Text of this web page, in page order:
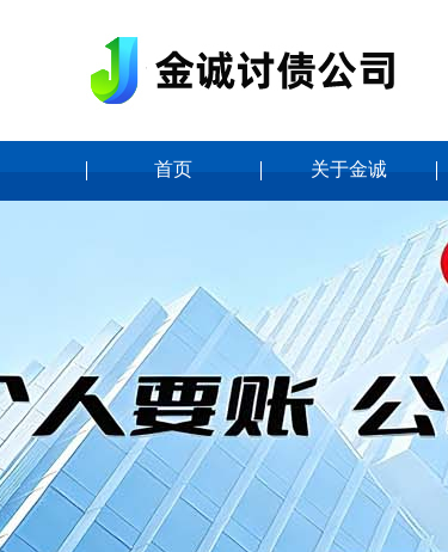
首页 关于金诚